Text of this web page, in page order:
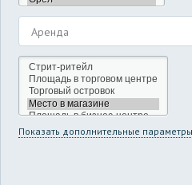
Аренда
Показать дополнительные параметры